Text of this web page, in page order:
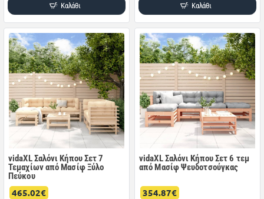
Καλάθι Καλάθι
vidaXL Σαλόνι Κήπου Σετ 7
Τεμαχίων από Μασίφ Ξύλο
Πεύκου
465.02€
vidaXL Σαλόνι Κήπου Σετ 6 τεμ
από Μασίφ Ψευδοτσούγκας
354.87€